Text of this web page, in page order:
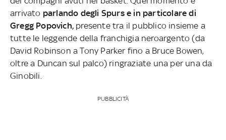
arrivato parlando degli Spurs e in particolare di
Gregg Popovich, presente tra il pubblico insieme a
tutte le leggende della franchigia neroargento (da
David Robinson a Tony Parker fino a Bruce Bowen,
oltre a Duncan sul palco) ringraziate una per una da
Ginobili.
PUBBLICITÀ